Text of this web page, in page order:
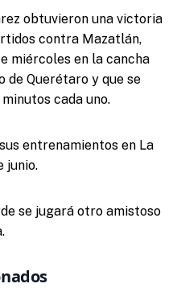
obtuvieron una victoria
contra Mazatlán,
miércoles en la cancha
de Querétaro y que se
cada uno.
entrenamientos en La
junio.
se jugará otro amistoso